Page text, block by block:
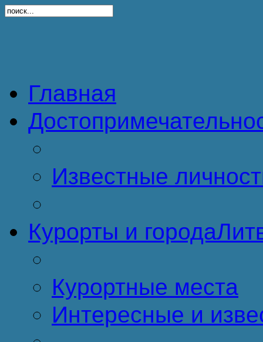
Главная
Известные
Курорты и города
Курортные места
Интересные и